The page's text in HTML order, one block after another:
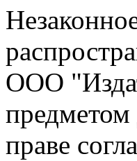
ООО
предметом
праве